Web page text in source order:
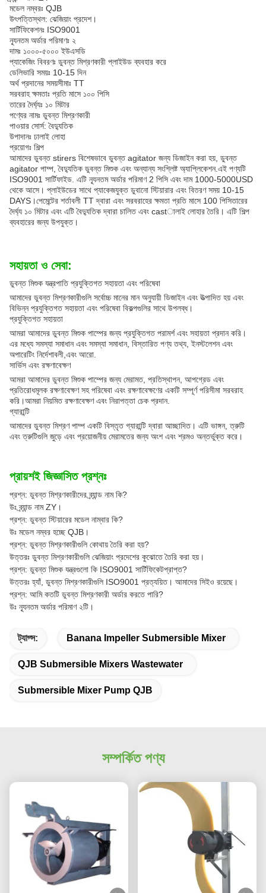
মডেল নম্বরঃ QJB
উৎপত্তিস্থল: ঝেজিয়াং প্রদেশ।
সার্টিফিকেশনঃ ISO9001
ন্যূনতম অর্ডার পরিমাণঃ ২
দামঃ ১০০০-৫০০০ ইউএসডি
প্যাকেজিং বিবরণঃ ডুবন্ত মিশ্রণকারী প্লাইউড ব্যবহার করে
ডেলিভারি সময়ঃ 10-15 দিন
অর্থ প্রদানের সময়সীমাঃ TT
সরবরাহ ক্ষমতাঃ প্রতি মাসে ১০০ পিসি
তারের দৈর্ঘ্যঃ ১০ মিটার
পণ্যের নামঃ ডুবন্ত মিশ্রণকারী
পাওয়ার সোর্স: বৈদ্যুতিক
উপাদানঃ ঢালাই লোহা
প্রয়োগঃ শিল্প
আমাদের ডুবন্ত stirers বিশেষভাবে ডুবন্ত agitator জন্য ডিজাইন করা হয়, ডুবন্ত
agitator পাম্প, বৈদ্যুতিক ডুবন্ত মিশুক এবং অন্যান্য সংশ্লিষ্ট অ্যাপ্লিকেশন.এই পণ্যটি
ISO9001 সার্টিফাইড. এটি ন্যূনতম অর্ডার পরিমাণ 2 পিসি এবং দাম 1000-5000USD
থেকে আসে। প্লাইউডের সাথে প্যাকেজযুক্ত ডুবানো স্টিয়ারার এবং বিতরণ সময় 10-15
DAYS।পেমেন্টের শর্তাবলী TT দ্বারা এবং সরবরাহের ক্ষমতা প্রতি মাসে 100 পিসিতারের
দৈর্ঘ্য ১০ মিটার এবং এটি বৈদ্যুতিক দ্বারা চালিত এবং castালাই লোহার তৈরি। এটি শিল্প
ব্যবহারের জন্য উপযুক্ত।
সহায়তা ও সেবা:
ডুবন্ত মিশুক যন্ত্রপাতি প্রযুক্তিগত সহায়তা এবং পরিষেবা
আমাদের ডুবন্ত মিশ্রণকারীগুলি সর্বোচ্চ মানের মান অনুযায়ী ডিজাইন এবং উত্পাদিত হয় এবং
বিভিন্ন প্রযুক্তিগত সহায়তা এবং পরিষেবা বিকল্পগুলির সাথে উপলব্ধ।
প্রযুক্তিগত সহায়তা
আমরা আমাদের ডুবন্ত মিশুক পাম্পের জন্য প্রযুক্তিগত পরামর্শ এবং সহায়তা প্রদান করি।
এর মধ্যে সমস্যা সমাধান এবং সমস্যা সমাধান, বিস্তারিত পণ্য তথ্য, ইনস্টলেশন এবং
অপারেটিং নির্দেশাবলী,এবং আরো.
সার্ভিস এবং রক্ষণাবেক্ষণ
আমরা আমাদের ডুবন্ত মিশুক পাম্পের জন্য মেরামত, প্রতিস্থাপন, আপগ্রেড এবং
প্রতিরোধমূলক রক্ষণাবেক্ষণ সহ পরিষেবা এবং রক্ষণাবেক্ষণের একটি সম্পূর্ণ পরিসীমা সরবরাহ
করি।আমরা নিয়মিত রক্ষণাবেক্ষণ এবং নিরাপত্তা চেক প্রদান.
গ্যারান্টি
আমাদের ডুবন্ত মিশ্রণ পাম্প একটি বিস্তৃত গ্যারান্টি দ্বারা আচ্ছাদিত। এটি ভাঙ্গন, ত্রুটি
এবং ত্রুটিগুলি জুড়ে এবং প্রয়োজনীয় মেরামতের জন্য অংশ এবং শ্রমও অন্তর্ভুক্ত করে।
প্রায়শই জিজ্ঞাসিত প্রশ্নঃ
প্রশ্ন: ডুবন্ত মিশ্রণকারীদের ব্র্যান্ড নাম কি?
উঃ ব্র্যান্ড নাম ZY।
প্রশ্ন: ডুবন্ত স্টিয়ারের মডেল নাম্বার কি?
উঃ মডেল নম্বর হচ্ছে QJB।
প্রশ্ন: ডুবন্ত মিশ্রণকারীগুলি কোথায় তৈরি করা হয়?
উত্তরঃ ডুবন্ত মিশ্রণকারীগুলি ঝেজিয়াং প্রদেশের কুঝোতে তৈরি করা হয়।
প্রশ্ন: ডুবন্ত মিশুক যন্ত্রগুলো কি ISO9001 সার্টিফিকেটপ্রাপ্ত?
উত্তরঃ হ্যাঁ, ডুবন্ত মিশ্রণকারীগুলি ISO9001 প্রত্যয়িত। আমাদের সিইও রয়েছে।
প্রশ্ন: আমি কতটি ডুবন্ত মিশ্রণকারী অর্ডার করতে পারি?
উঃ ন্যূনতম অর্ডার পরিমাণ ২টি।
ট্যাগ্স: Banana Impeller Submersible Mixer
QJB Submersible Mixers Wastewater
Submersible Mixer Pump QJB
সম্পর্কিত পণ্য